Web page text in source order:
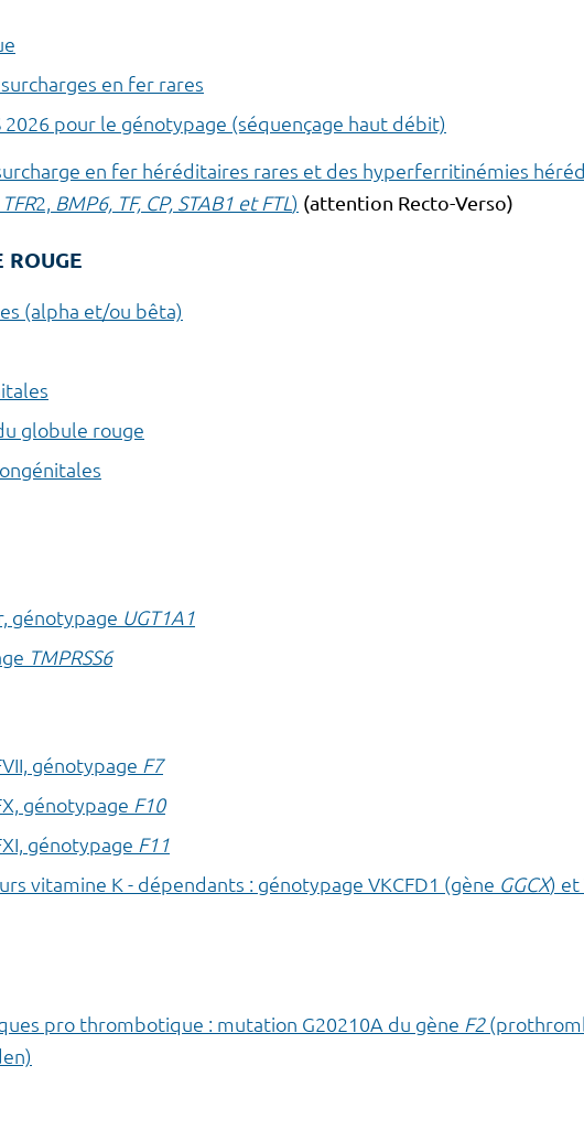
en fer rares
2026 pour le génotypage (séquençage haut débit)
en fer héréditaires rares et des hyperferritinémies
2, BMP6, TF, CP, STAB1 et FTL) (attention Recto-Verso)
ROUGE
(alpha et/ou bêta)
globule rouge
génotypage UGT1A1
TMPRSS6
génotypage F7
génotypage F10
génotypage F11
vitamine K - dépendants : génotypage VKCFD1 (gène GGCX) et
pro thrombotique : mutation G20210A du gène F2